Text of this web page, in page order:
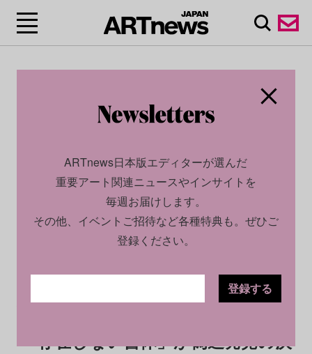
2026.05.28
「存在しない書体」が偽造発覚の決
ARTnews日本版エディターが選んだ
重要アート関連ニュースやインサイトを
毎週お届けします。
その他、イベントご招待など各種特典も。ぜひご
登録ください。
登録する